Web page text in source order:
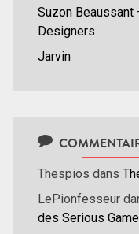
Suzon Beaussant
Designers
Jarvin
Thespios dans
LePionfesseur
des Serious